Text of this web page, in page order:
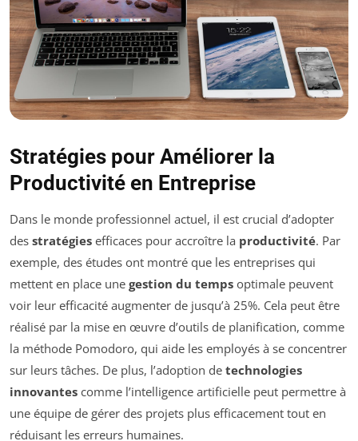
Stratégies pour Améliorer la
Productivité en Entreprise
Dans le monde professionnel actuel, il est crucial d’adopter
des stratégies efficaces pour accroître la productivité. Par
exemple, des études ont montré que les entreprises qui
mettent en place une gestion du temps optimale peuvent
voir leur efficacité augmenter de jusqu’à 25%. Cela peut être
réalisé par la mise en œuvre d’outils de planification, comme
la méthode Pomodoro, qui aide les employés à se concentrer
sur leurs tâches. De plus, l’adoption de technologies
innovantes comme l’intelligence artificielle peut permettre à
une équipe de gérer des projets plus efficacement tout en
réduisant les erreurs humaines.